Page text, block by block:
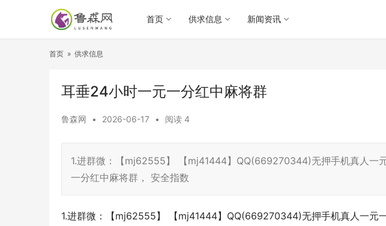
首页 供求信息 新闻资讯
首页 » 供求信息
耳垂24小时一元一分红中麻将群
鲁森网 • 2026-06-17 • 阅读 4
1.进群微：【mj62555】 【mj41444】QQ(669270344)无押手机真人一
一分红中麻将群， 安全指数
1.进群微：【mj62555】 【mj41444】QQ(669270344)无押手机真人一元一